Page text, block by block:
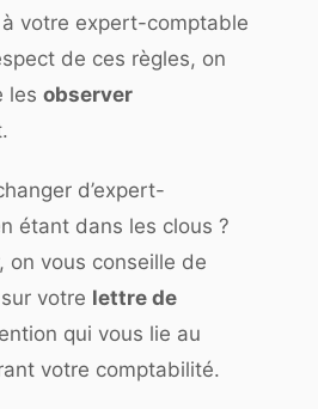
votre expert-comptable
de ces règles, on
les observer
d’expert-
étant dans les clous ?
on vous conseille de
votre lettre de
qui vous lie au
votre comptabilité.